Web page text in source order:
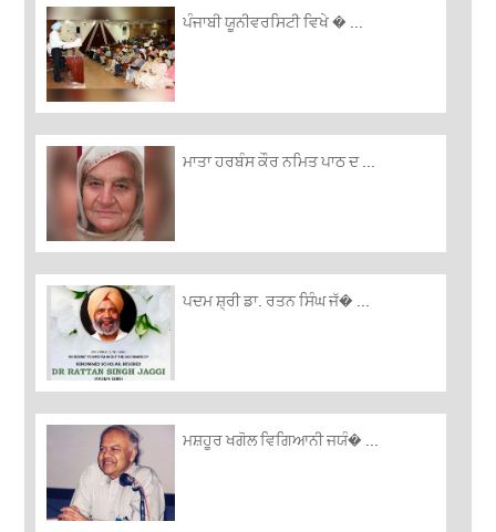
ਪੰਜਾਬੀ ਯੂਨੀਵਰਸਿਟੀ ਵਿਖੇ � ...
ਮਾਤਾ ਹਰਬੰਸ ਕੌਰ ਨਮਿਤ ਪਾਠ ਦ ...
ਪਦਮ ਸ਼੍ਰੀ ਡਾ. ਰਤਨ ਸਿੰਘ ਜੱ� ...
ਮਸ਼ਹੂਰ ਖਗੋਲ ਵਿਗਿਆਨੀ ਜਯੰ� ...